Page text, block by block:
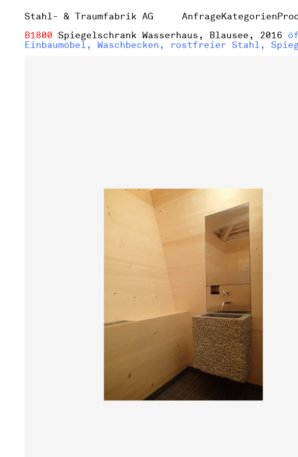
Stahl- & Traumfabrik AG AnfrageKategorien
B1800 Spiegelschrank Wasserhaus, Blausee, 2016
Einbaumöbel, Waschbecken, rostfreier Stahl,